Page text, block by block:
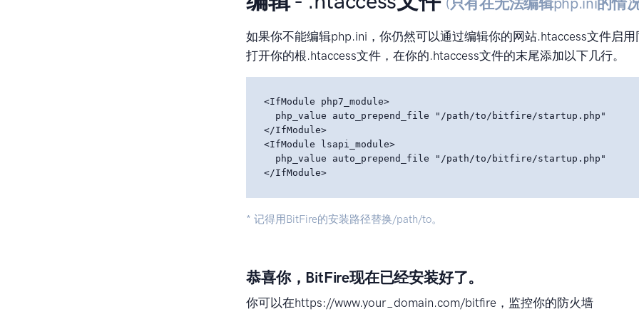
如果你不能编辑php.ini，你仍然可以通过编辑你的网站.htaccess文件启用
打开你的根.htaccess文件，在你的.htaccess文件的末尾添加以下几行。
<IfModule php7_module>
  php_value auto_prepend_file "/path/to/bitfire/startup.php"
</IfModule>
<IfModule lsapi_module>
  php_value auto_prepend_file "/path/to/bitfire/startup.php"
* 记得用BitFire的安装路径替换/path/to。
恭喜你，BitFire现在已经安装好了。
你可以在https://www.your_domain.com/bitfire，监控你的防火墙